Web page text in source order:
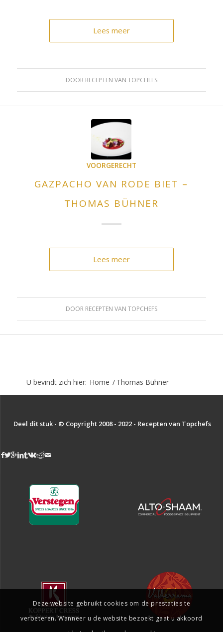
Lees meer
DOOR RECEPTEN VAN TOPCHEFS
VOORGERECHT
GAZPACHO VAN RODE BIET –
THOMAS BÜHNER
Lees meer
DOOR RECEPTEN VAN TOPCHEFS
U bevindt zich hier: Home / Thomas Bühner
Deel dit stuk - © Copyright 2008 - 2022 - Recepten van Topchefs
Deze website gebruikt cookies om de prestaties te
verbeteren. Wanneer u de website bezoekt gaat u akkoord